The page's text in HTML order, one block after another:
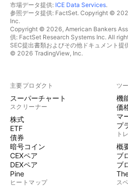
市場データ提供: ICE Data Services.
参照データ提供: FactSet. Copyright ©
Inc.
Copyright © 2026, American Bankers
供: FactSet Research Systems Inc. All
SEC提出書類およびその他ドキュメント提
© 2026 TradingView, Inc.
主要プロダクト
スーパーチャート
スクリーナー
株式
ETF
債券
暗号コイン
CEXペア
DEXペア
Pine
ヒートマップ
ツ
機
価
マ
プ
ト
概
ブ
ブ
ス